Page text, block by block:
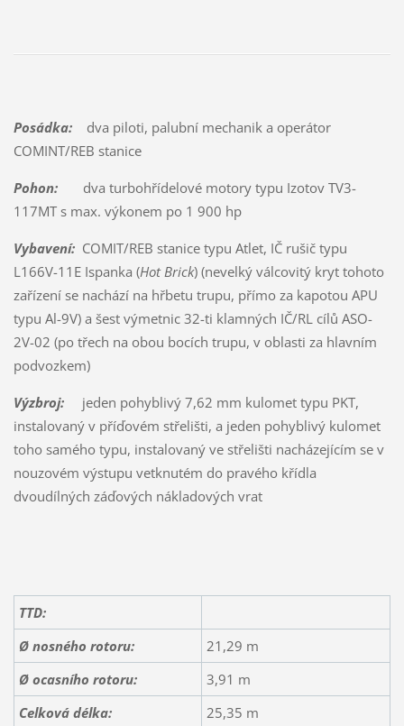
Posádka:dva piloti, palubní mechanik a operátor
COMINT/REB stanice
Pohon:dva turbohřídelové motory typu Izotov TV3-
117MT s max. výkonem po 1 900 hp
Vybavení:COMIT/REB stanice typu Atlet, IČ rušič typu
L166V-11E Ispanka (Hot Brick) (nevelký válcovitý kryt tohoto
zařízení se nachází na hřbetu trupu, přímo za kapotou APU
typu Al-9V) a šest výmetnic 32-ti klamných IČ/RL cílů ASO-
2V-02 (po třech na obou bocích trupu, v oblasti za hlavním
podvozkem)
Výzbroj:jeden pohyblivý 7,62 mm kulomet typu PKT,
instalovaný v příďovém střelišti, a jeden pohyblivý kulomet
toho samého typu, instalovaný ve střelišti nacházejícím se v
nouzovém výstupu vetknutém do pravého křídla
dvoudílných záďových nákladových vrat
TTD:
Ø nosného rotoru:
21,29 m
Ø ocasního rotoru:
3,91 m
Celková délka:
25,35 m